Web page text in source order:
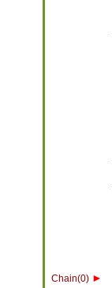
Chain(0) ►